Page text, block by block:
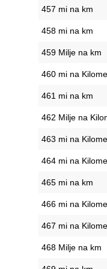
457 mi na km
458 mi na km
459 Milje na km
460 mi na
461 mi na km
462 Milje na
463 mi na
464 mi na
465 mi na km
466 mi na
467 mi na
468 Milje na km